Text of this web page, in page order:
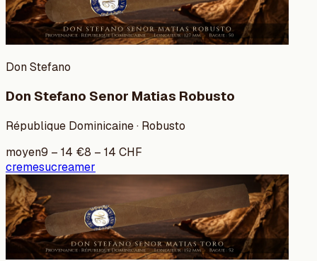
Don Stefano
Don Stefano Senor Matias Robusto
République Dominicaine · Robusto
moyen9 – 14 €8 – 14 CHF
cremesucreamer